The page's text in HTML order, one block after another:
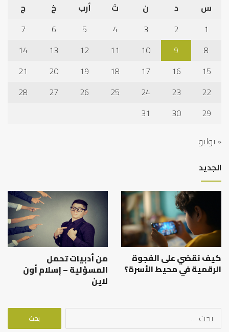
س
د ن ث أرب خ
ج
1
2
3
4
5
6
7
8
9
10
11
12
13
14
15
16
17
18
19
20
21
22
23
24
25
26
27
28
29
30
31
« يوليو
الجديد
كيف نقضي على الفجوة
الرقمية في محيط الأسرة؟
من أدبيات تحمل
المسؤلية – إسلام أون
لاين
البحث